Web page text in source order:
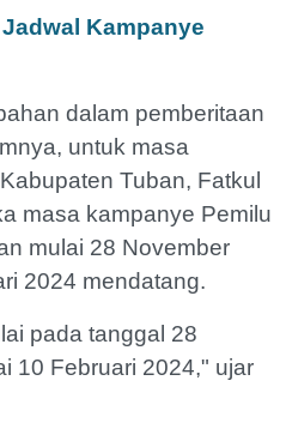
Kampanye
dalam pemberitaan
untuk masa
Tuban, Fatkul
masa kampanye Pemilu
mulai 28 November
2024 mendatang.
pada tanggal 28
10 Februari 2024," ujar